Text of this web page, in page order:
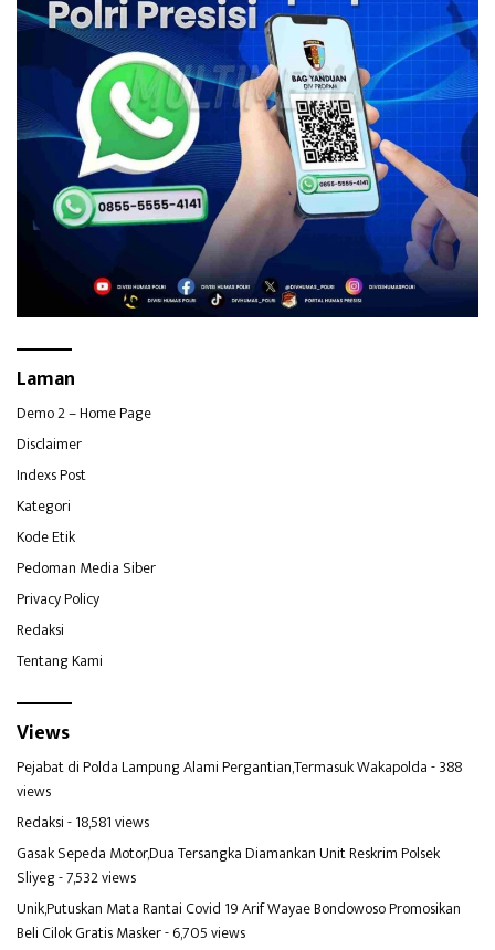
Laman
Demo 2 – Home Page
Disclaimer
Indexs Post
Kategori
Kode Etik
Pedoman Media Siber
Privacy Policy
Redaksi
Tentang Kami
Views
Pejabat di Polda Lampung Alami Pergantian,Termasuk Wakapolda- 388
views
Redaksi- 18,581 views
Gasak Sepeda Motor,Dua Tersangka Diamankan Unit Reskrim Polsek
Sliyeg- 7,532 views
Unik,Putuskan Mata Rantai Covid 19 Arif Wayae Bondowoso Promosikan
Beli Cilok Gratis Masker- 6,705 views